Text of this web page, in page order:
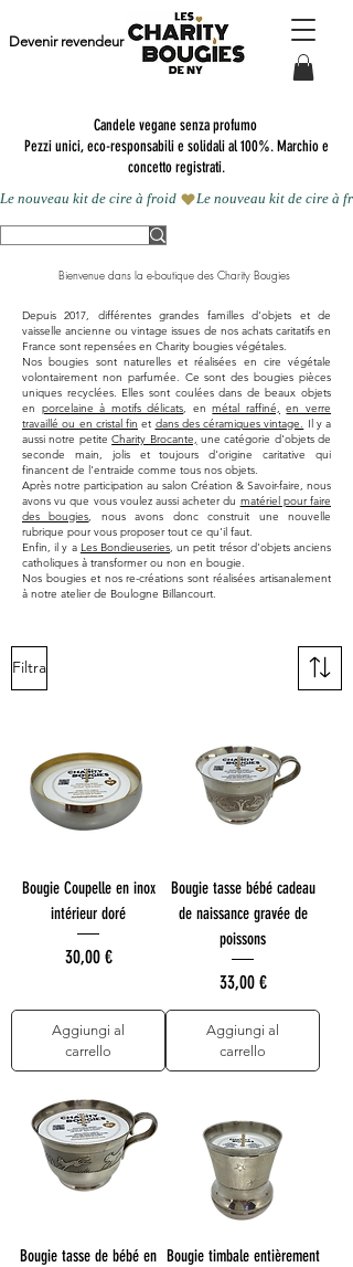
Candele vegane senza profumo
Pezzi unici, eco-responsabili e solidali al 100%. Marchio e
concetto registrati.
Devenir revendeur
Le nouveau kit de cire à froid
Bienvenue dans la e-boutique des Charity Bougies
Depuis 2017, différentes grandes familles d'objets et de
vaisselle ancienne ou vintage issues de nos achats caritatifs en
France sont repensées en Charity bougies végétales.
Nos bougies sont naturelles et réalisées en cire végétale
volontairement non parfumée. Ce sont des bougies pièces
uniques recyclées. Elles sont coulées dans de beaux objets
en porcelaine à motifs délicats, enmétal raffiné, en verre
travaillé ou en cristal fin et dans des céramiques vintage. Il y a
aussi notre petiteCharity Brocante, une catégorie d'objets de
seconde main, jolis et toujours d'origine caritative qui
financent de l'entraide comme tous nos objets.
Après notre participation au salon Création & Savoir-faire, nous
avons vu que vous voulez aussi acheter du matériel pour faire
des bougies, nous avons donc construit une nouvelle
rubrique pour vous proposer tout ce qu'il faut.
Enfin, il y a Les Bondieuseries, un petit trésord'objets anciens
catholiques à transformer ou non en bougie.
Nos bougies et nos re-créations sont réalisées artisanalement
à notre atelier de Boulogne Billancourt.
Filtra
Bougie Coupelle en inox
intérieur doré
Prezzo
30,00 €
Aggiungi al
carrello
Bougie tasse bébé cadeau
de naissance gravée de
poissons
Prezzo
33,00 €
Aggiungi al
carrello
Bougie tasse de bébé en Bougie timbale entièrement